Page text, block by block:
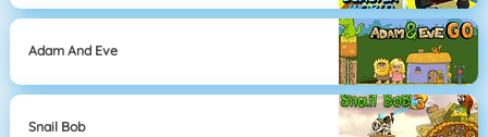
Adam And Eve
Snail Bob